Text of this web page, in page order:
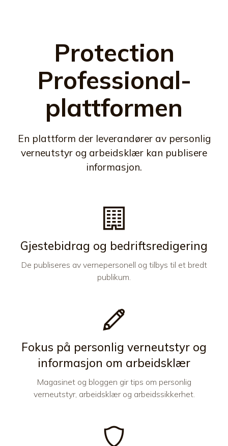
Protection
Professional-
plattformen
En plattform der leverandører av personlig
verneutstyr og arbeidsklær kan publisere
informasjon.
Gjestebidrag og bedriftsredigering
De publiseres av vernepersonell og tilbys til et bredt
publikum.
Fokus på personlig verneutstyr og
informasjon om arbeidsklær
Magasinet og bloggen gir tips om personlig
verneutstyr, arbeidsklær og arbeidssikkerhet.